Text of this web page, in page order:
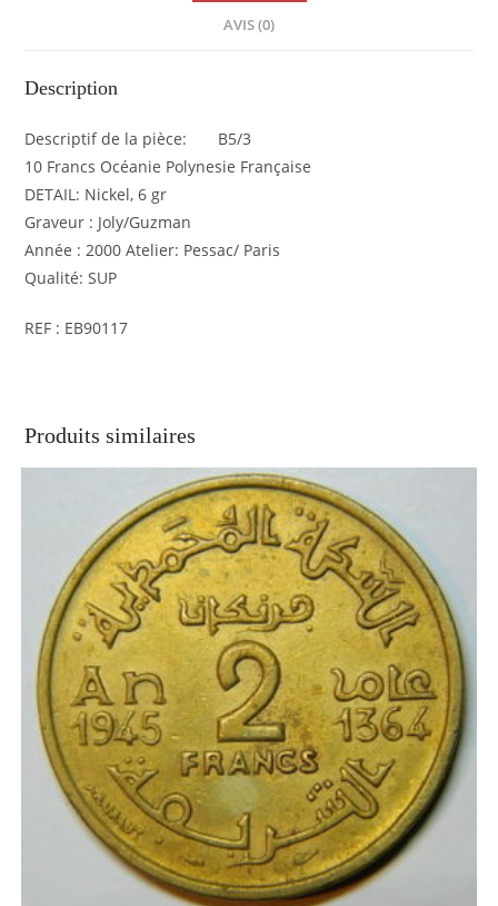
AVIS (0)
Description
Descriptif de la pièce: B5/3
10 Francs Océanie Polynesie Française
DETAIL: Nickel, 6 gr
Graveur : Joly/Guzman
Année : 2000 Atelier: Pessac/ Paris
Qualité: SUP
REF : EB90117
Produits similaires